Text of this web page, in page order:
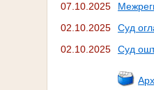
07.10.2025
02.10.2025
Суд
02.10.2025
Суд